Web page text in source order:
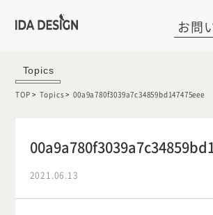
お問
Topics
TOP Topics 00a9a780f3039a7c34859bd147475eee
2021.06.13